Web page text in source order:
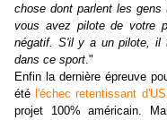
chose dont parlent les
vous avez pilote de votre
négatif. S'il y a un pilote, il
dans ce sport."
Enfin la dernière épreuve
été l'échec retentissant
projet 100% américain.